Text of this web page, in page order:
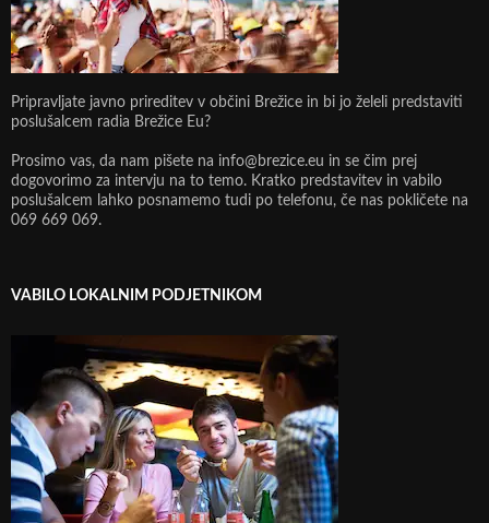
Pripravljate javno prireditev v občini Brežice in bi jo želeli predstaviti
poslušalcem radia Brežice Eu?
Prosimo vas, da nam pišete na info@brezice.eu in se čim prej
dogovorimo za intervju na to temo. Kratko predstavitev in vabilo
poslušalcem lahko posnamemo tudi po telefonu, če nas pokličete na
069 669 069.
VABILO LOKALNIM PODJETNIKOM